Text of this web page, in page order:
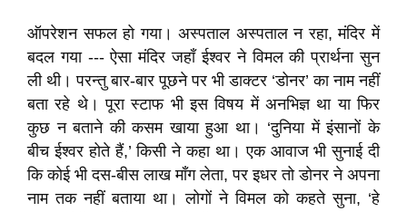
ऑपरेशन सफल हो गया। अस्पताल अस्पताल न रहा, मंदिर में
बदल गया --- ऐसा मंदिर जहाँ ईश्वर ने विमल की प्रार्थना सुन
ली थी। परन्तु बार-बार पूछने पर भी डाक्टर ‘डोनर’ का नाम नहीं
बता रहे थे। पूरा स्टाफ भी इस विषय में अनभिज्ञ था या फिर
कुछ न बताने की कसम खाया हुआ था। ‘दुनिया में इंसानों के
बीच ईश्वर होते हैं,’ किसी ने कहा था। एक आवाज भी सुनाई दी
कि कोई भी दस-बीस लाख माँग लेता, पर इधर तो डोनर ने अपना
नाम तक नहीं बताया था। लोगों ने विमल को कहते सुना, ‘हे